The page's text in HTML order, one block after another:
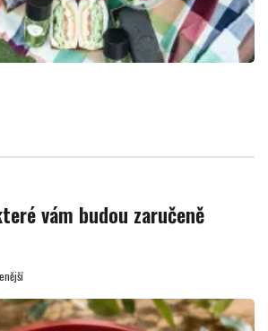
vám budou zaručeně